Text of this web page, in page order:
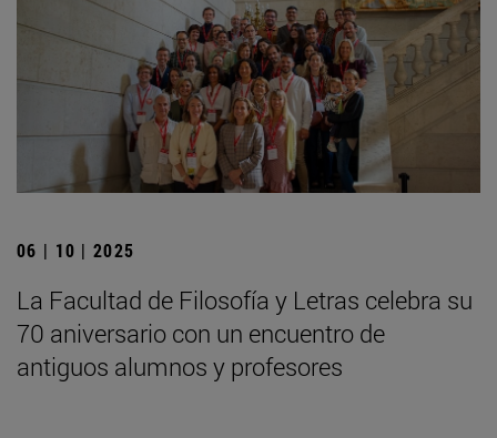
06 | 10 | 2025
La Facultad de Filosofía y Letras celebra su
70 aniversario con un encuentro de
antiguos alumnos y profesores